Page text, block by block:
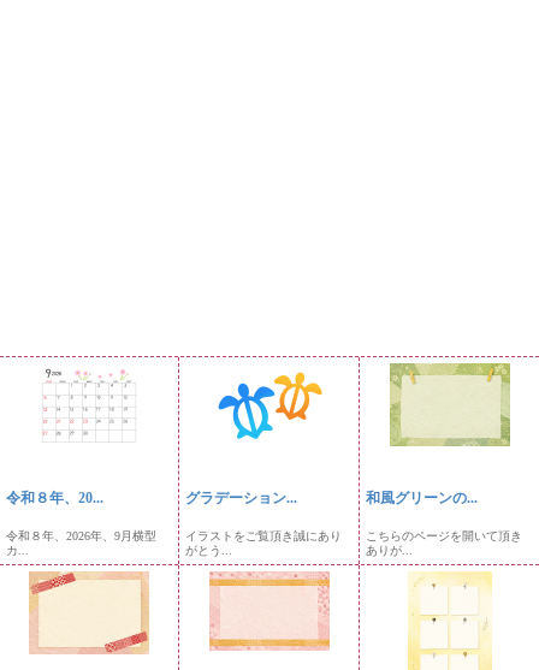
令和８年、20...
令和８年、2026年、9月横型
カ...
グラデーション...
イラストをご覧頂き誠にあり
がとう...
和風グリーンの...
こちらのページを開いて頂き
ありが...